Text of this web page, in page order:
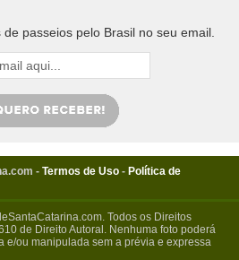
passeios pelo Brasil no seu email.
- Termos de Uso - Política de
Todos os Direitos
de Direito Autoral. Nenhuma foto poderá
e/ou manipulada sem a prévia e expressa